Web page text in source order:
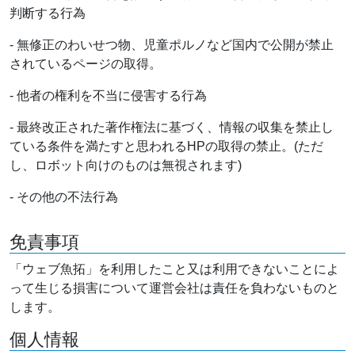
判断する行為
- 無修正のわいせつ物、児童ポルノなど国内で公開が禁止
されているページの取得。
- 他者の権利を不当に侵害する行為
- 最終改正された著作権法に基づく、情報の収集を禁止し
ている条件を満たすと思われるHPの取得の禁止。(ただ
し、ロボット向けのものは無視されます)
- その他の不法行為
免責事項
「ウェブ魚拓」を利用したこと又は利用できないことによ
って生じる損害について運営会社は責任を負わないものと
します。
個人情報